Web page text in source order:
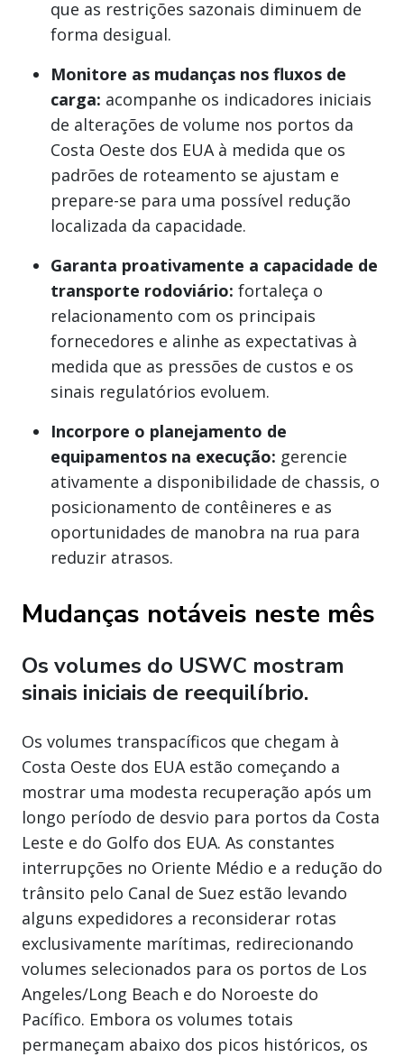
que as restrições sazonais diminuem de
forma desigual.
Monitore as mudanças nos fluxos de
carga: acompanhe os indicadores iniciais
de alterações de volume nos portos da
Costa Oeste dos EUA à medida que os
padrões de roteamento se ajustam e
prepare-se para uma possível redução
localizada da capacidade.
Garanta proativamente a capacidade de
transporte rodoviário: fortaleça o
relacionamento com os principais
fornecedores e alinhe as expectativas à
medida que as pressões de custos e os
sinais regulatórios evoluem.
Incorpore o planejamento de
equipamentos na execução: gerencie
ativamente a disponibilidade de chassis, o
posicionamento de contêineres e as
oportunidades de manobra na rua para
reduzir atrasos.
Mudanças notáveis neste mês
Os volumes do USWC mostram
sinais iniciais de reequilíbrio.
Os volumes transpacíficos que chegam à
Costa Oeste dos EUA estão começando a
mostrar uma modesta recuperação após um
longo período de desvio para portos da Costa
Leste e do Golfo dos EUA. As constantes
interrupções no Oriente Médio e a redução do
trânsito pelo Canal de Suez estão levando
alguns expedidores a reconsiderar rotas
exclusivamente marítimas, redirecionando
volumes selecionados para os portos de Los
Angeles/Long Beach e do Noroeste do
Pacífico. Embora os volumes totais
permaneçam abaixo dos picos históricos, os